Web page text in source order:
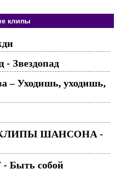
клипы
- Звездопад
– Уходишь, уходишь,
ШАНСОНА -
Быть собой